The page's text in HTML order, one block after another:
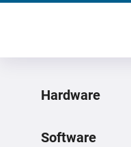
Hardware
Software